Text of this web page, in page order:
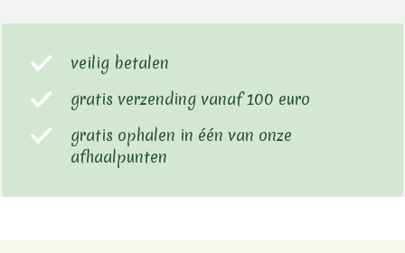
veilig betalen
gratis verzending vanaf 100 euro
gratis ophalen in één van onze
afhaalpunten